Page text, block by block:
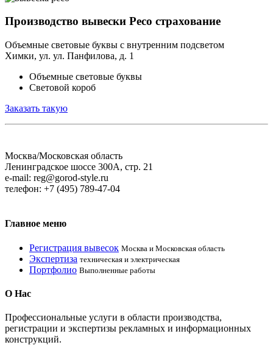
Производство вывески Ресо страхование
Объемные световые буквы с внутренним подсветом
Химки, ул. ул. Панфилова, д. 1
Объемные световые буквы
Световой короб
Заказать такую
Москва/Московская область
Ленинградское шоссе 300А, стр. 21
e-mail: reg@gorod-style.ru
телефон: +7 (495) 789-47-04
Главное меню
Регистрация вывесок Москва и Московская область
Экспертиза техническая и электрическая
Портфолио Выполненные работы
О Нас
Профессиональные услуги в области производcтва,
регистрации и экспертизы рекламных и информационных
конструкций.